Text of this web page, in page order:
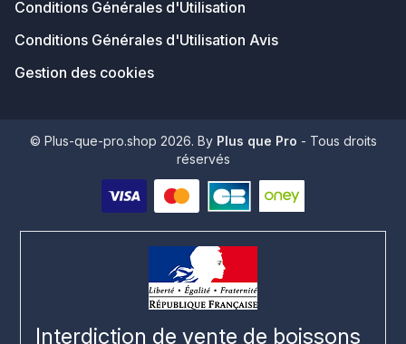
Conditions Générales d'Utilisation
Conditions Générales d'Utilisation Avis
Gestion des cookies
© Plus-que-pro.shop 2026. By Plus que Pro - Tous droits
réservés
Interdiction de vente de boissons